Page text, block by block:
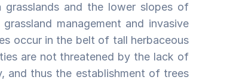
grasslands and the lower slopes of
management and invasive
occur in the belt of tall herbaceous
are not threatened by the lack of
and thus the establishment of trees